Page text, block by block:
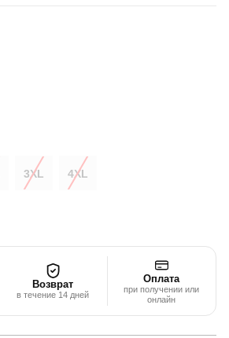
3XL 4XL
Возврат
в течение 14 дней
Оплата
при получении или
онлайн